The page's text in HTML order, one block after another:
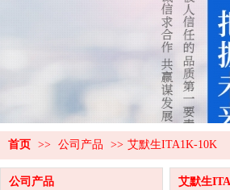
首页 >> 公司产品 >> 艾默生ITA1K-10K
公司产品 艾默生